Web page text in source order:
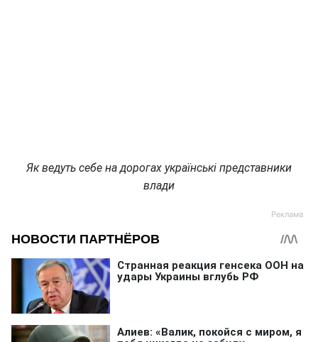
Як ведуть себе на дорогах українські представники
влади